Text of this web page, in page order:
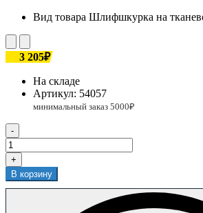
Вид товара Шлифшкурка на
3 205₽
На складе
Артикул: 54057
-
+
В корзину